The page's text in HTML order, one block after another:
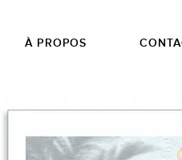
À PROPOS